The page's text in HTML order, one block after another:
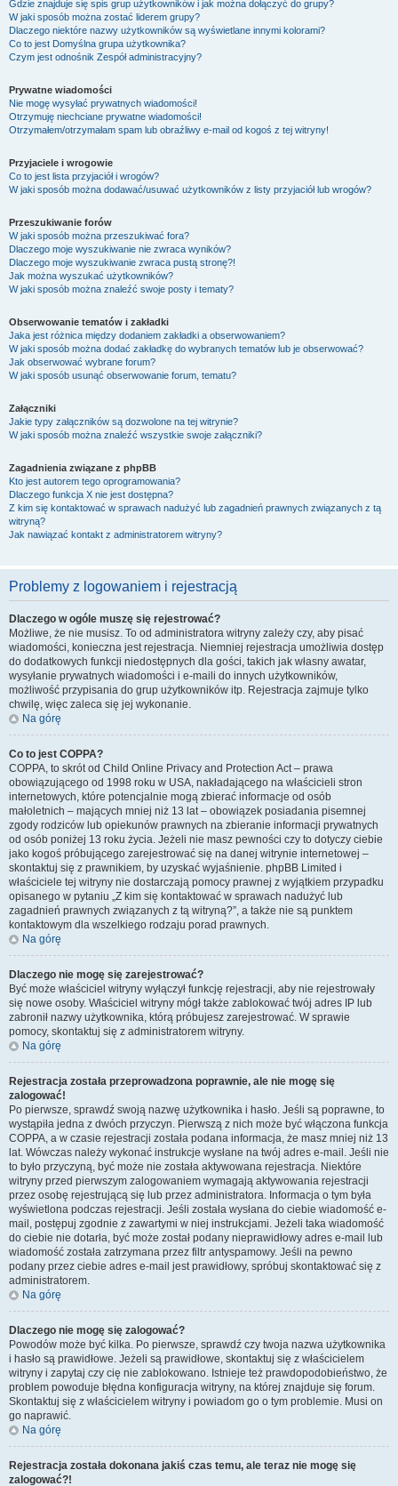
Gdzie znajduje się spis grup użytkowników i jak można dołączyć do grupy?
W jaki sposób można zostać liderem grupy?
Dlaczego niektóre nazwy użytkowników są wyświetlane innymi kolorami?
Co to jest Domyślna grupa użytkownika?
Czym jest odnośnik Zespół administracyjny?
Prywatne wiadomości
Nie mogę wysyłać prywatnych wiadomości!
Otrzymuję niechciane prywatne wiadomości!
Otrzymałem/otrzymałam spam lub obraźliwy e-mail od kogoś z tej witryny!
Przyjaciele i wrogowie
Co to jest lista przyjaciół i wrogów?
W jaki sposób można dodawać/usuwać użytkowników z listy przyjaciół lub wrogów?
Przeszukiwanie forów
W jaki sposób można przeszukiwać fora?
Dlaczego moje wyszukiwanie nie zwraca wyników?
Dlaczego moje wyszukiwanie zwraca pustą stronę?!
Jak można wyszukać użytkowników?
W jaki sposób można znaleźć swoje posty i tematy?
Obserwowanie tematów i zakładki
Jaka jest różnica między dodaniem zakładki a obserwowaniem?
W jaki sposób można dodać zakładkę do wybranych tematów lub je obserwować?
Jak obserwować wybrane forum?
W jaki sposób usunąć obserwowanie forum, tematu?
Załączniki
Jakie typy załączników są dozwolone na tej witrynie?
W jaki sposób można znaleźć wszystkie swoje załączniki?
Zagadnienia związane z phpBB
Kto jest autorem tego oprogramowania?
Dlaczego funkcja X nie jest dostępna?
Z kim się kontaktować w sprawach nadużyć lub zagadnień prawnych związanych z tą
witryną?
Jak nawiązać kontakt z administratorem witryny?
Problemy z logowaniem i rejestracją
Dlaczego w ogóle muszę się rejestrować?
Możliwe, że nie musisz. To od administratora witryny zależy czy, aby pisać
wiadomości, konieczna jest rejestracja. Niemniej rejestracja umożliwia dostęp
do dodatkowych funkcji niedostępnych dla gości, takich jak własny awatar,
wysyłanie prywatnych wiadomości i e-maili do innych użytkowników,
możliwość przypisania do grup użytkowników itp. Rejestracja zajmuje tylko
chwilę, więc zaleca się jej wykonanie.
Na górę
Co to jest COPPA?
COPPA, to skrót od Child Online Privacy and Protection Act – prawa
obowiązującego od 1998 roku w USA, nakładającego na właścicieli stron
internetowych, które potencjalnie mogą zbierać informacje od osób
małoletnich – mających mniej niż 13 lat – obowiązek posiadania pisemnej
zgody rodziców lub opiekunów prawnych na zbieranie informacji prywatnych
od osób poniżej 13 roku życia. Jeżeli nie masz pewności czy to dotyczy ciebie
jako kogoś próbującego zarejestrować się na danej witrynie internetowej –
skontaktuj się z prawnikiem, by uzyskać wyjaśnienie. phpBB Limited i
właściciele tej witryny nie dostarczają pomocy prawnej z wyjątkiem przypadku
opisanego w pytaniu „Z kim się kontaktować w sprawach nadużyć lub
zagadnień prawnych związanych z tą witryną?”, a także nie są punktem
kontaktowym dla wszelkiego rodzaju porad prawnych.
Na górę
Dlaczego nie mogę się zarejestrować?
Być może właściciel witryny wyłączył funkcję rejestracji, aby nie rejestrowały
się nowe osoby. Właściciel witryny mógł także zablokować twój adres IP lub
zabronił nazwy użytkownika, którą próbujesz zarejestrować. W sprawie
pomocy, skontaktuj się z administratorem witryny.
Na górę
Rejestracja została przeprowadzona poprawnie, ale nie mogę się
zalogować!
Po pierwsze, sprawdź swoją nazwę użytkownika i hasło. Jeśli są poprawne, to
wystąpiła jedna z dwóch przyczyn. Pierwszą z nich może być włączona funkcja
COPPA, a w czasie rejestracji została podana informacja, że masz mniej niż 13
lat. Wówczas należy wykonać instrukcje wysłane na twój adres e-mail. Jeśli nie
to było przyczyną, być może nie została aktywowana rejestracja. Niektóre
witryny przed pierwszym zalogowaniem wymagają aktywowania rejestracji
przez osobę rejestrującą się lub przez administratora. Informacja o tym była
wyświetlona podczas rejestracji. Jeśli została wysłana do ciebie wiadomość e-
mail, postępuj zgodnie z zawartymi w niej instrukcjami. Jeżeli taka wiadomość
do ciebie nie dotarła, być może został podany nieprawidłowy adres e-mail lub
wiadomość została zatrzymana przez filtr antyspamowy. Jeśli na pewno
podany przez ciebie adres e-mail jest prawidłowy, spróbuj skontaktować się z
administratorem.
Na górę
Dlaczego nie mogę się zalogować?
Powodów może być kilka. Po pierwsze, sprawdź czy twoja nazwa użytkownika
i hasło są prawidłowe. Jeżeli są prawidłowe, skontaktuj się z właścicielem
witryny i zapytaj czy cię nie zablokowano. Istnieje też prawdopodobieństwo, że
problem powoduje błędna konfiguracja witryny, na której znajduje się forum.
Skontaktuj się z właścicielem witryny i powiadom go o tym problemie. Musi on
go naprawić.
Na górę
Rejestracja została dokonana jakiś czas temu, ale teraz nie mogę się
zalogować?!